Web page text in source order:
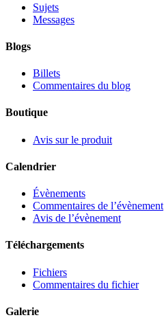
Sujets
Messages
Blogs
Billets
Commentaires du blog
Boutique
Avis sur le produit
Calendrier
Évènements
Commentaires de l’évènement
Avis de l’évènement
Téléchargements
Fichiers
Commentaires du fichier
Galerie